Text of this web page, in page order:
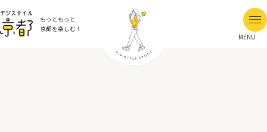
もっともっと
京都を楽しむ！
MENU